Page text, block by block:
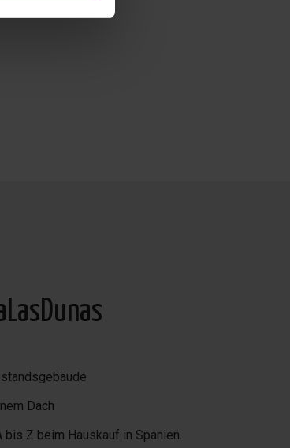
Dach
Z beim Hauskauf in Spanien.